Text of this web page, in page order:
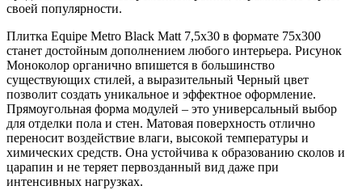
своей популярности.
Плитка Equipe Metro Black Matt 7,5x30 в формате 75x300
станет достойным дополнением любого интерьера. Рисунок
Моноколор органично впишется в большинство
существующих стилей, а выразительный Черный цвет
позволит создать уникальное и эффектное оформление.
Прямоугольная форма модулей – это универсальный выбор
для отделки пола и стен. Матовая поверхность отлично
переносит воздействие влаги, высокой температуры и
химических средств. Она устойчива к образованию сколов и
царапин и не теряет первозданный вид даже при
интенсивных нагрузках.